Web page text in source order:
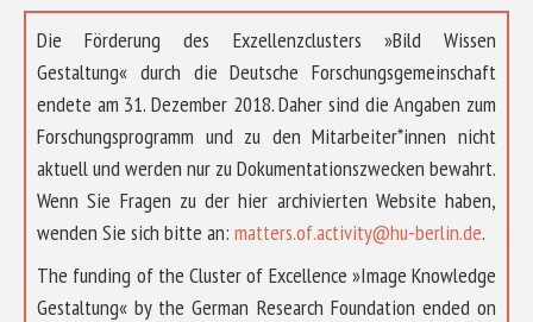
Die Förderung des Exzellenzclusters »Bild Wissen
Gestaltung« durch die Deutsche Forschungsgemeinschaft
endete am 31. Dezember 2018. Daher sind die Angaben zum
Forschungsprogramm und zu den Mitarbeiter*innen nicht
aktuell und werden nur zu Dokumentationszwecken bewahrt.
Wenn Sie Fragen zu der hier archivierten Website haben,
wenden Sie sich bitte an: matters.of.activity@hu-berlin.de.
The funding of the Cluster of Excellence »Image Knowledge
Gestaltung« by the German Research Foundation ended on